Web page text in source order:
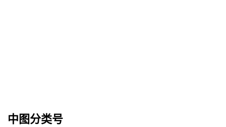
中图分类号